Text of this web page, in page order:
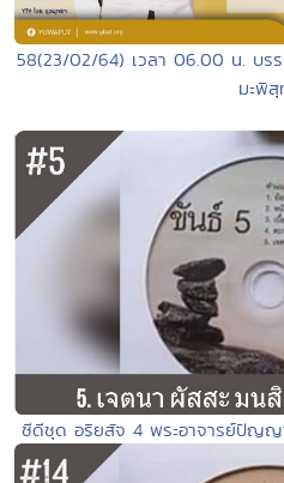
58(23/02/64) เวลา 06.00 น. บรร
มะพิสุ
ซีดีชุด อริยสัจ 4 พระอาจารย์ปั